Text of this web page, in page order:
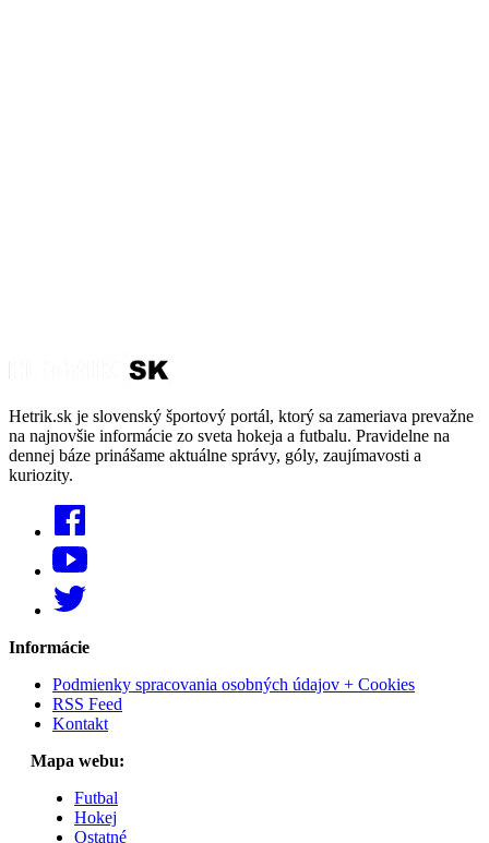
Hetrik.sk je slovenský športový portál, ktorý sa zameriava prevažne
na najnovšie informácie zo sveta hokeja a futbalu. Pravidelne na
dennej báze prinášame aktuálne správy, góly, zaujímavosti a
kuriozity.
Informácie
Podmienky spracovania osobných údajov + Cookies
RSS Feed
Kontakt
Mapa webu:
Futbal
Hokej
Ostatné